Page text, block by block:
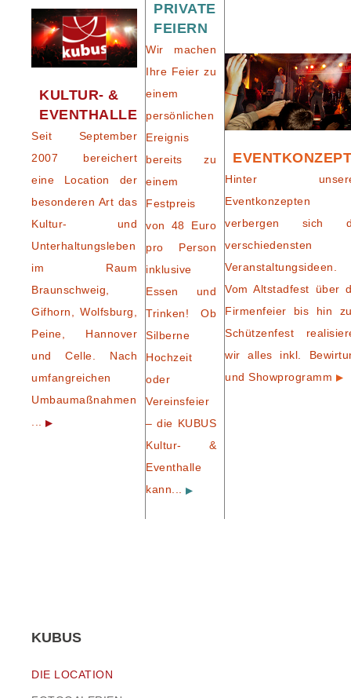
KULTUR- &
EVENTHALLE
Seit September
2007 bereichert
eine Location der
besonderen Art das
Kultur- und
Unterhaltungsleben
im Raum
Braunschweig,
Gifhorn, Wolfsburg,
Peine, Hannover
und Celle. Nach
umfangreichen
Umbaumaßnahmen
...
PRIVATE
FEIERN
Wir machen
Ihre Feier zu
einem
persönlichen
Ereignis
bereits zu
einem
Festpreis
von 48 Euro
pro Person
inklusive
Essen und
Trinken! Ob
Silberne
Hochzeit
oder
Vereinsfeier
– die KUBUS
Kultur- &
Eventhalle
kann...
Hinter
Eventkonzepten
verbergen sich
verschiedensten
Veranstaltungsideen.
Vom Altstadfest über
Firmenfeier bis hin
Schützenfest
wir alles inkl.
und Showprogramm
KUBUS
DIE LOCATION